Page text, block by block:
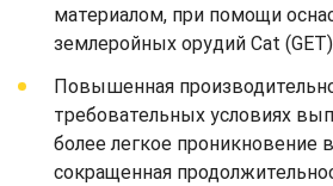
материалом, при помощи
землеройных орудий Cat
Повышенная
требовательных условиях
более легкое проникновение
сокращенная